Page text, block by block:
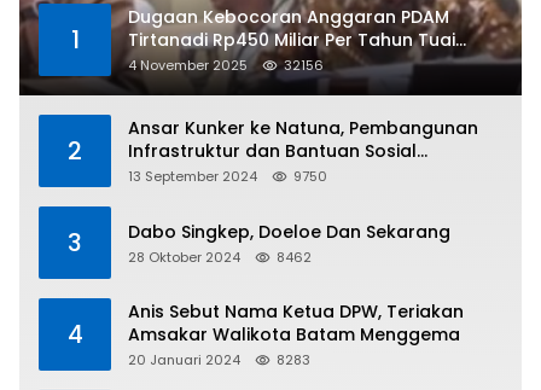
1
Dugaan Kebocoran Anggaran PDAM
Tirtanadi Rp450 Miliar Per Tahun Tuai
Kritikan
4 November 2025 32156
2
Ansar Kunker ke Natuna, Pembangunan
Infrastruktur dan Bantuan Sosial
Direalisasikan Hingga Pulau Tiga
13 September 2024 9750
3 Dabo Singkep, Doeloe Dan Sekarang
28 Oktober 2024 8462
4
Anis Sebut Nama Ketua DPW, Teriakan
Amsakar Walikota Batam Menggema
20 Januari 2024 8283